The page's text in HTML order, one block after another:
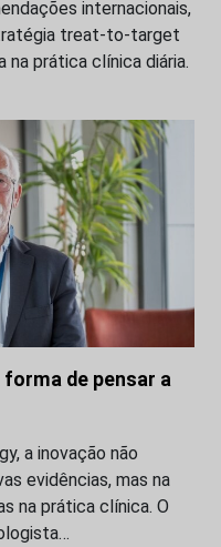
internacionais,
treat-to-target
prática clínica diária.
forma de pensar a
a inovação não
evidências, mas na
na prática clínica. O